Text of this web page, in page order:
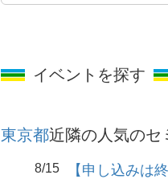
イベントを探す
東京都近隣の人気のセ
8/15
【申し込みは